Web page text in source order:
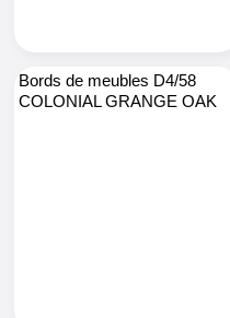
Bords de meubles D4/58
COLONIAL GRANGE OAK